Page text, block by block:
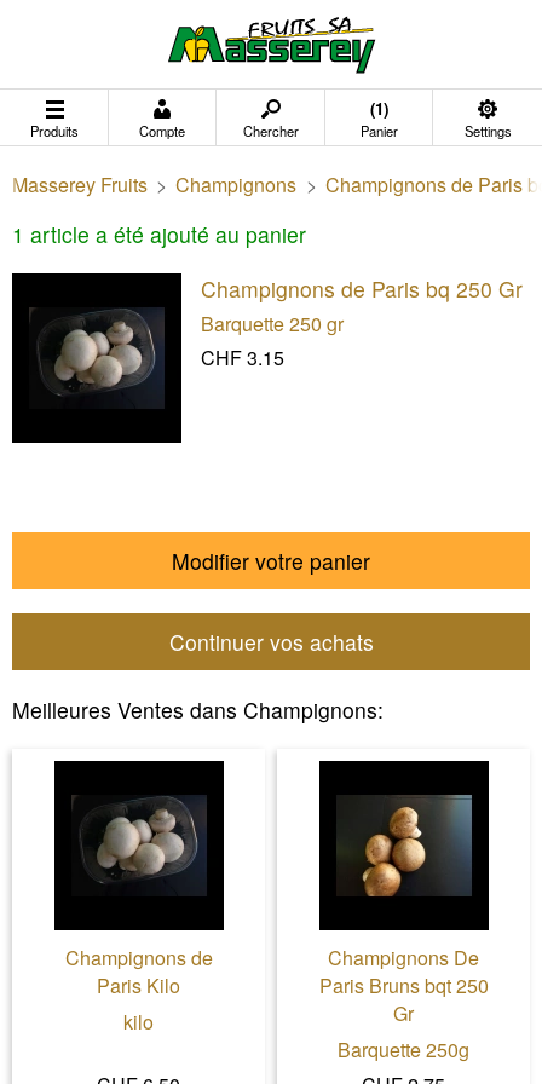
Produits Compte Chercher
(1)
Panier Settings
Masserey Fruits > Champignons > Champignons de Paris
1 article a été ajouté au panier
Champignons de Paris bq 250 Gr
Barquette 250 gr
CHF 3.15
Modifier votre panier
Continuer vos achats
Meilleures Ventes dans Champignons:
Champignons de
Paris Kilo
kilo
Champignons De
Paris Bruns bqt 250
Gr
Barquette 250g